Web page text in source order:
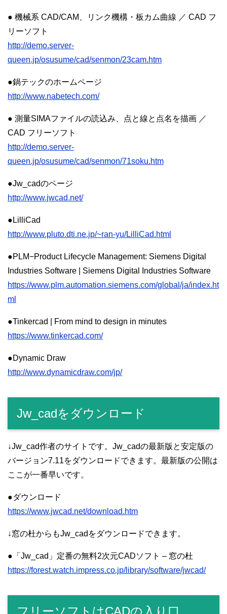
● 機械系 CAD/CAM、リンク機構・板カム曲線 ／ CAD フ
リーソフト
http://demo.server-
queen.jp/osusume/cad/senmon/23cam.htm
●鍋テックのホームページ
http://www.nabetech.com/
● 測量SIMAファイルの読込み、点と線と点名を描画 ／
CAD フリーソフト
http://demo.server-
queen.jp/osusume/cad/senmon/71soku.htm
●Jw_cadのページ
http://www.jwcad.net/
●LilliCad
http://www.pluto.dti.ne.jp/~ran-yu/LilliCad.html
●PLM−Product Lifecycle Management: Siemens Digital
Industries Software | Siemens Digital Industries Software
https://www.plm.automation.siemens.com/global/ja/index.ht
ml
●Tinkercad | From mind to design in minutes
https://www.tinkercad.com/
●Dynamic Draw
http://www.dynamicdraw.com/jp/
Jw_cadをダウンロード
↓Jw_cad作者のサイトです。Jw_cadの最新版と安定版の
バージョン7.11をダウンロードできます。最新版の公開は
ここが一番早いです。
●ダウンロード
https://www.jwcad.net/download.htm
↓窓の杜からもJw_cadをダウンロードできます。
●「Jw_cad」定番の無料2次元CADソフト – 窓の杜
https://forest.watch.impress.co.jp/library/software/jwcad/